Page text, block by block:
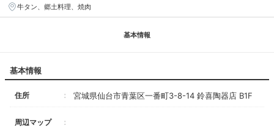
牛タン、郷土料理、焼肉
基本情報
基本情報
住所 宮城県仙台市青葉区一番町3-8-14 鈴喜陶器店 B1F
周辺マップ